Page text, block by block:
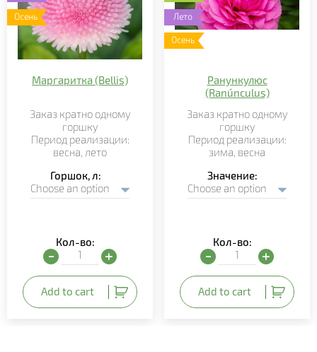
Осень
Маргаритка (Bellis)
Заказ кратно одному
горшку
Период реализации:
весна, лето
Горшок, л
Кол-во:
Маргаритка (Bellis) quantity
Add to cart
Лето
Осень
Ранункулюс
(Ranúnculus)
Заказ кратно одному
горшку
Период реализации:
зима, весна
Значение
Кол-во:
Ранункулюс
Add to cart